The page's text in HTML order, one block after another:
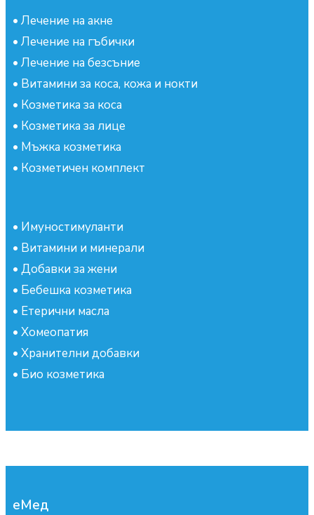
• Лечение на акне
• Лечение на гъбички
• Лечение на безсъние
• Витамини за коса, кожа и нокти
• Козметика за коса
• Козметика за лице
• Мъжка козметика
• Козметичен комплект
• Имуностимуланти
• Витамини и минерали
• Добавки за жени
• Бебешка козметика
• Етерични масла
• Хомеопатия
• Хранителни добавки
• Био козметика
еМед